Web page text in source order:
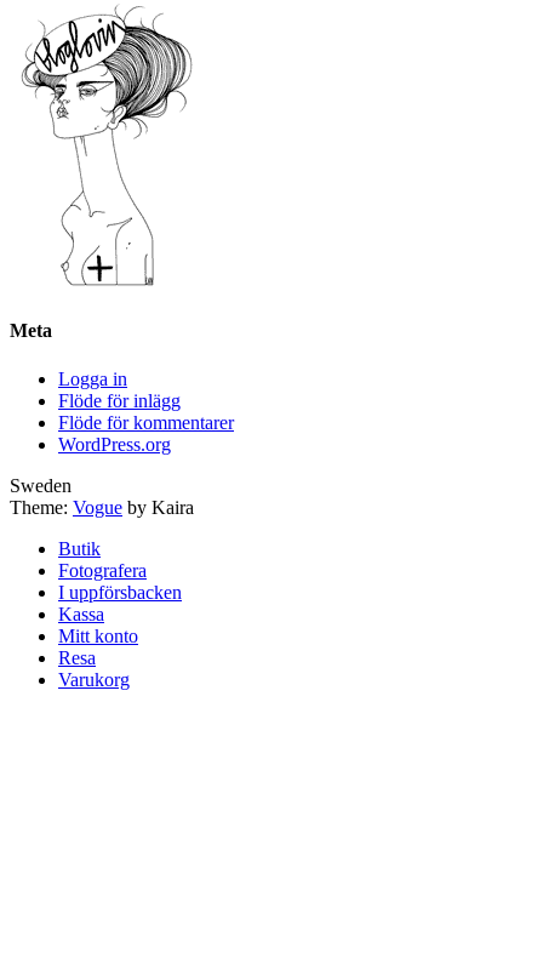
Meta
Logga in
Flöde för inlägg
Flöde för kommentarer
WordPress.org
Sweden
Theme: Vogue by Kaira
Butik
Fotografera
I uppförsbacken
Kassa
Mitt konto
Resa
Varukorg